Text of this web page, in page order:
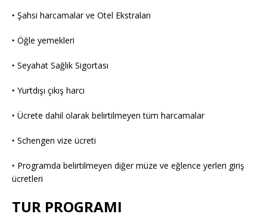
‣ Şahsi harcamalar ve Otel Ekstraları
‣ Öğle yemekleri
‣ Seyahat Sağlık Sigortası
‣ Yurtdışı çıkış harcı
‣ Ücrete dahil olarak belirtilmeyen tüm harcamalar
‣ Schengen vize ücreti
‣ Programda belirtilmeyen diğer müze ve eğlence yerleri giriş
ücretleri
TUR PROGRAMI